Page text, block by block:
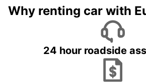
Why renting car with
24 hour roadside